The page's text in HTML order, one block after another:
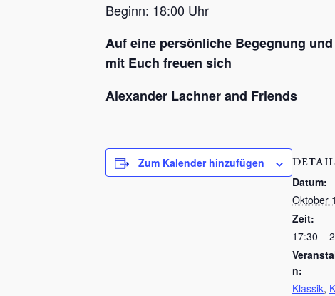
Beginn: 18:00 Uhr
Auf eine persönliche Begegnung
mit Euch freuen sich
Alexander Lachner and Friends
Zum Kalender hinzufügen
Datum:
Oktober
Zeit:
17:30 –
n:
Klassik,